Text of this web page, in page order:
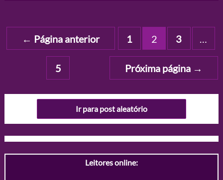
Paginação
posts
← Página anterior 1 2 3
5 Próxima página →
Ir para post aleatório
Leitores online: